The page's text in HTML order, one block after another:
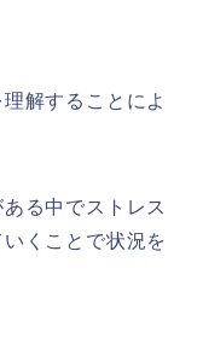
解することによ
る中でストレス
くことで状況を